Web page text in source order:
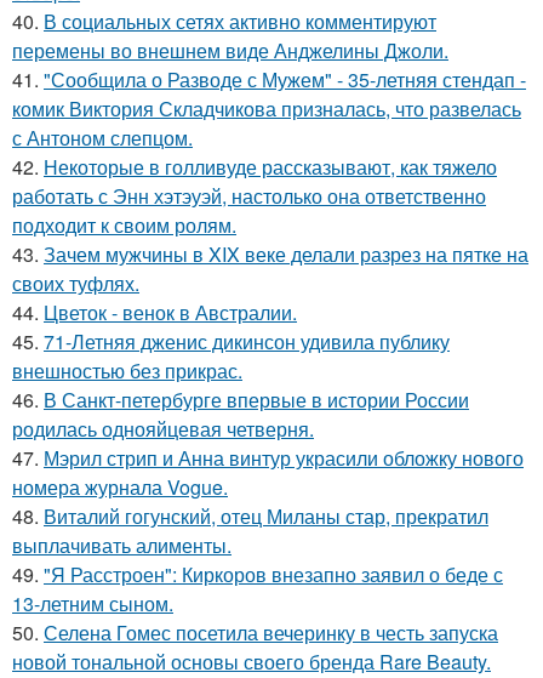
40. В социальных сетях активно комментируют
перемены во внешнем виде Анджелины Джоли.
41. "Сообщила о Разводе с Мужем" - 35-летняя стендап -
комик Виктория Складчикова призналась, что развелась
с Антоном слепцом.
42. Некоторые в голливуде рассказывают, как тяжело
работать с Энн хэтэуэй, настолько она ответственно
подходит к своим ролям.
43. Зачем мужчины в XIX веке делали разрез на пятке на
своих туфлях.
44. Цветок - венок в Австралии.
45. 71-Летняя дженис дикинсон удивила публику
внешностью без прикрас.
46. В Санкт-петербурге впервые в истории России
родилась однояйцевая четверня.
47. Мэрил стрип и Анна винтур украсили обложку нового
номера журнала Vogue.
48. Виталий гогунский, отец Миланы стар, прекратил
выплачивать алименты.
49. "Я Расстроен": Киркоров внезапно заявил о беде с
13-летним сыном.
50. Селена Гомес посетила вечеринку в честь запуска
новой тональной основы своего бренда Rare Beauty.